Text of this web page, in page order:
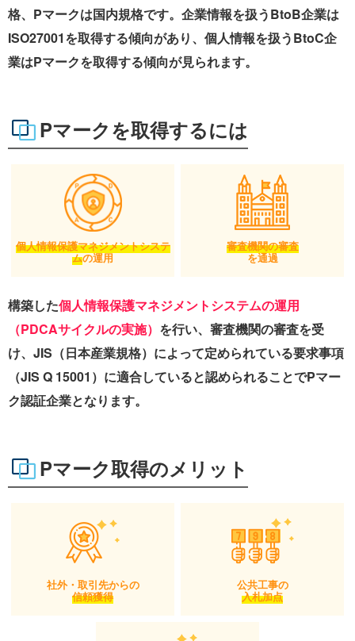
格、Pマークは国内規格です。企業情報を扱うBtoB企業は
ISO27001を取得する傾向があり、個人情報を扱うBtoC企
業はPマークを取得する傾向が見られます。
Pマークを取得するには
個人情報保護マネジメントシステ
ムの運用
審査機関の審査
を通過
構築した個人情報保護マネジメントシステムの運用
（PDCAサイクルの実施） を行い、審査機関の審査を受
け、JIS（日本産業規格）によって定められている要求事項
（JIS Q 15001）に適合していると認められることでPマー
ク認証企業となります。
Pマーク取得のメリット
社外・取引先からの
信頼獲得
公共工事の
入札加点